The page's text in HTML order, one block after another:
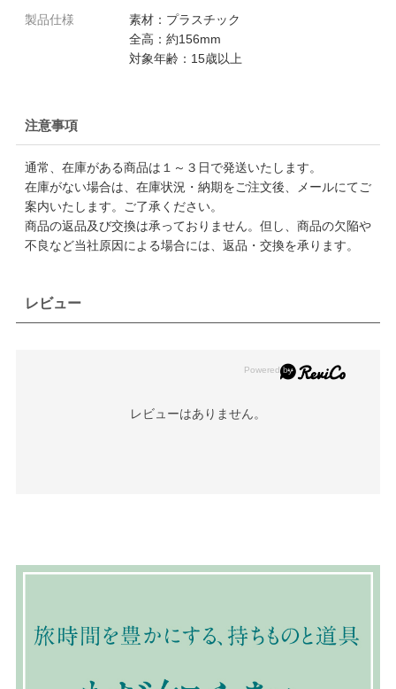
製品仕様
素材：プラスチック
全高：約156mm
対象年齢：15歳以上
注意事項
通常、在庫がある商品は１～３日で発送いたします。
在庫がない場合は、在庫状況・納期をご注文後、メールにてご
案内いたします。ご了承ください。
商品の返品及び交換は承っておりません。但し、商品の欠陥や
不良など当社原因による場合には、返品・交換を承ります。
レビュー
レビューはありません。